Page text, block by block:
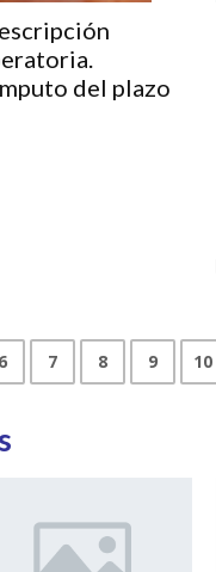
del plazo
6 7 8 9 10